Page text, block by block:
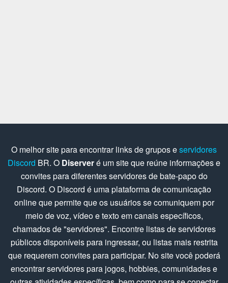
O melhor site para encontrar links de grupos eservidores
Discord BR. O Diserveré um site que reúne informações e
convites para diferentes servidores de bate-papo do
Discord. O Discord é uma plataforma de comunicação
online que permite que os usuários se comuniquem por
meio de voz, vídeo e texto em canais específicos,
chamados de "servidores". Encontre listas de servidores
públicos disponíveis para ingressar, ou listas mais restrita
que requerem convites para participar. No site você poderá
encontrar servidores para jogos, hobbies, comunidades e